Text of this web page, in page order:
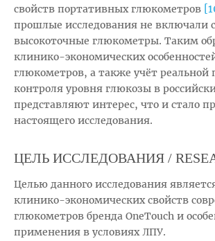
свойств портативных глюкометров
прошлые исследования не включали
высокоточные глюкометры. Таким
клинико-экономических
глюкометров, а также учёт реальной
контроля уровня глюкозы в
представляют интерес, что и стало
настоящего исследования.
ЦЕЛЬ ИССЛЕДОВАНИЯ /
Целью данного исследования
клинико-экономических свойств
глюкометров бренда OneTouch и
применения в условиях ЛПУ.